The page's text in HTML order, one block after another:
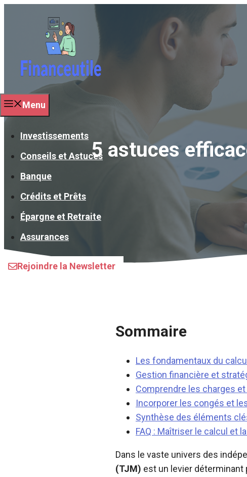
Menu
Investissements
Conseils et Astuces
Banque
Crédits et Prêts
Épargne et Retraite
Assurances
Rejoindre la Newsletter
5 astuces
Sommaire
Les fondamentaux du
Gestion financière et
Comprendre les charges
Incorporer les congés et
Synthèse des éléments
FAQ : Maîtriser le calcul et
Dans le vaste univers des
(TJM) est un levier